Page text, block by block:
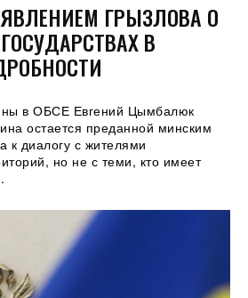
ГРЫЗЛОВА О
В
в ОБСЕ Евгений Цымбалюк
остается преданной минским
к диалогу с жителями
но не с теми, кто имеет